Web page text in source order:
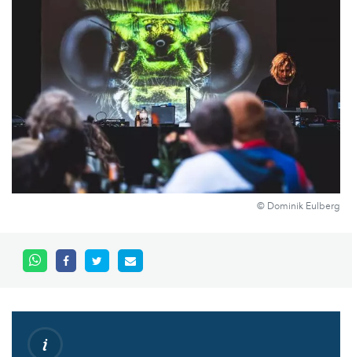
© Dominik Eulberg